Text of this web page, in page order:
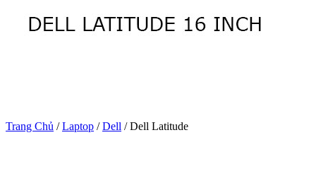
Trang Chủ /Laptop /Dell /Dell Latitude